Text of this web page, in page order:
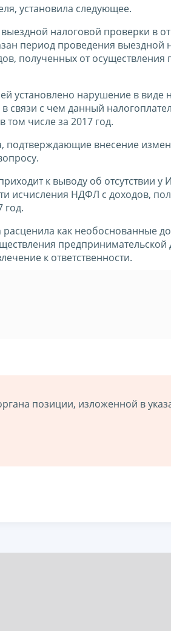
установила следующее.
налоговой проверки в
период проведения выездной
полученных от осуществления
установлено нарушение в виде
связи с чем данный
числе за 2017 год.
подтверждающие внесение
к выводу об отсутствии
исчисления НДФЛ с доходов,
год.
как необоснованные
предпринимательской
к ответственности.
позиции, изложенной в